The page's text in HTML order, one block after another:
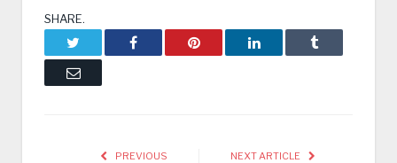
SHARE.
Facebook Pinterest LinkedIn Tumblr
Email
PREVIOUS
NEXT ARTICLE